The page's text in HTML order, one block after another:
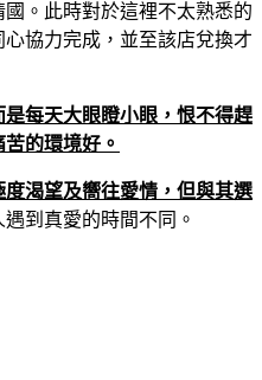
。此時對於這裡不太熟悉的
協力完成，並至該店兌換才
每天大眼瞪小眼，恨不得趕
的環境好。
渴望及嚮往愛情，但與其選
到真愛的時間不同。